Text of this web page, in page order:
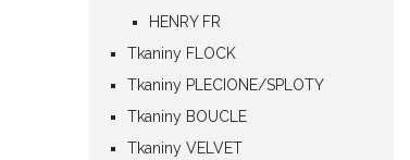
HENRY FR
Tkaniny FLOCK
Tkaniny PLECIONE/SPLOTY
Tkaniny BOUCLE
Tkaniny VELVET